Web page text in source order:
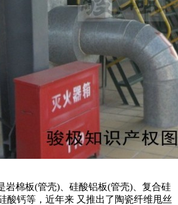
岩棉板(管壳)、硅酸铝板(管壳)、复合硅
酸钙等，近年来 又推出了陶瓷纤维甩丝